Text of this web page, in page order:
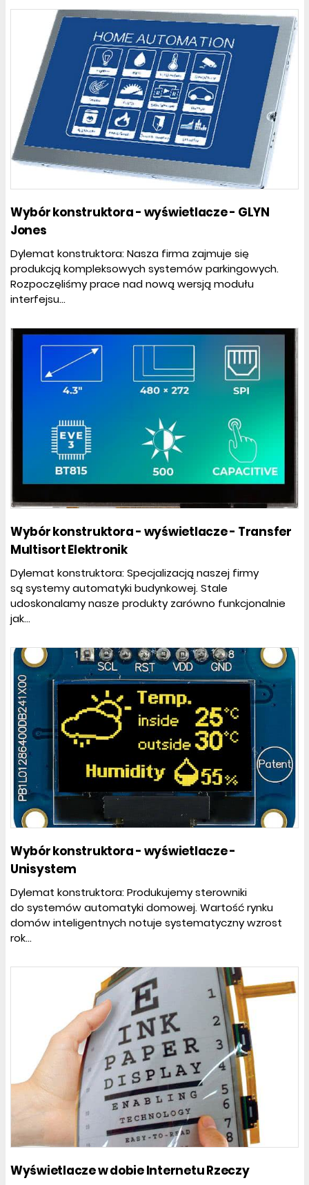
Wybór konstruktora - wyświetlacze - GLYN
Jones
Dylemat konstruktora: Nasza firma zajmuje się
produkcją kompleksowych systemów parkingowych.
Rozpoczęliśmy prace nad nową wersją modułu
interfejsu...
Wybór konstruktora - wyświetlacze - Transfer
Multisort Elektronik
Dylemat konstruktora: Specjalizacją naszej firmy
są systemy automatyki budynkowej. Stale
udoskonalamy nasze produkty zarówno funkcjonalnie
jak...
Wybór konstruktora - wyświetlacze -
Unisystem
Dylemat konstruktora: Produkujemy sterowniki
do systemów automatyki domowej. Wartość rynku
domów inteligentnych notuje systematyczny wzrost
rok...
Wyświetlacze w dobie Internetu Rzeczy